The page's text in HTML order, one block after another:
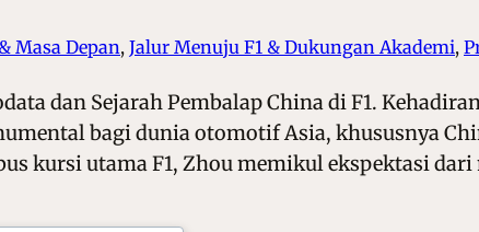
Masa Depan, Jalur Menuju F1 & Dukungan Akademi,
dan Sejarah Pembalap China di F1.
bagi dunia otomotif Asia, khususnya
kursi utama F1, Zhou memikul ekspektasi